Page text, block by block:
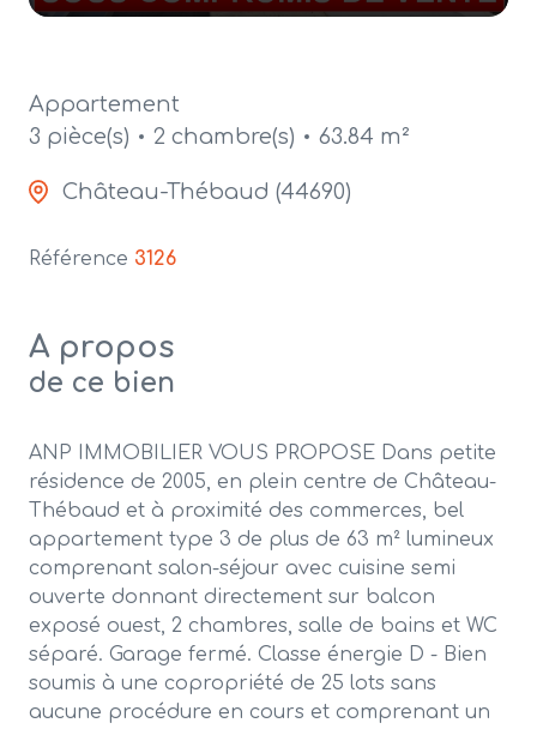
Appartement
3 pièce(s)
2 chambre(s) 63.84 m²
Château-Thébaud (44690)
Référence 3126
A propos
de ce bien
ANP IMMOBILIER VOUS PROPOSE Dans petite
résidence de 2005, en plein centre de Château-
Thébaud et à proximité des commerces, bel
appartement type 3 de plus de 63 m² lumineux
comprenant salon-séjour avec cuisine semi
ouverte donnant directement sur balcon
exposé ouest, 2 chambres, salle de bains et WC
séparé. Garage fermé. Classe énergie D - Bien
soumis à une copropriété de 25 lots sans
aucune procédure en cours et comprenant un